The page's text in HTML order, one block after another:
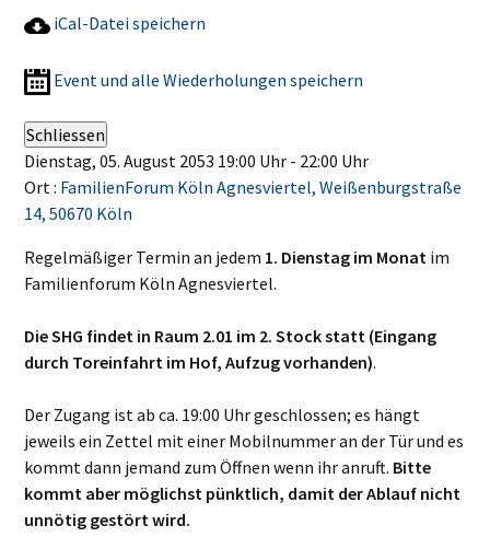
iCal-Datei speichern
Event und alle Wiederholungen speichern
Schliessen
Dienstag, 05. August 2053 19:00 Uhr - 22:00 Uhr
Ort : FamilienForum Köln Agnesviertel, Weißenburgstraße
14, 50670 Köln
Regelmäßiger Termin an jedem 1. Dienstag im Monat im
Familienforum Köln Agnesviertel.
Die SHG findet in Raum 2.01 im 2. Stock statt (Eingang
durch Toreinfahrt im Hof, Aufzug vorhanden).
Der Zugang ist ab ca. 19:00 Uhr geschlossen; es hängt
jeweils ein Zettel mit einer Mobilnummer an der Tür und es
kommt dann jemand zum Öffnen wenn ihr anruft. Bitte
kommt aber möglichst pünktlich, damit der Ablauf nicht
unnötig gestört wird.